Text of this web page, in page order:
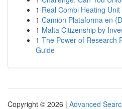
1 Real Combi Heating
1 Camion Plataforma en
1 Malta Citizenship by
1 The Power of Research
Guide
Copyright © 2026 | Advanced